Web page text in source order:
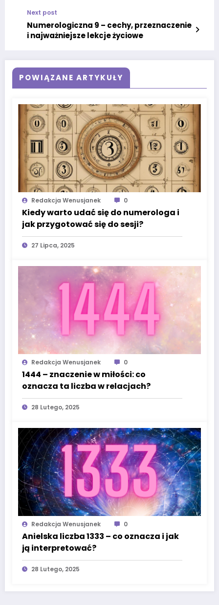
Next post
Numerologiczna 9 – cechy, przeznaczenie
i najważniejsze lekcje życiowe
POWIĄZANE ARTYKUŁY
Redakcja Wenusjanek 0
Kiedy warto udać się do numerologa i
jak przygotować się do sesji?
27 Lipca, 2025
Redakcja Wenusjanek 0
1444 – znaczenie w miłości: co
oznacza ta liczba w relacjach?
28 Lutego, 2025
Redakcja Wenusjanek 0
Anielska liczba 1333 – co oznacza i jak
ją interpretować?
28 Lutego, 2025